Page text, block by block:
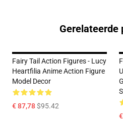
Gerelateerde
Fairy Tail Action Figures - Lucy
Heartfilia Anime Action Figure
Model Decor
€ 87,78$95.42